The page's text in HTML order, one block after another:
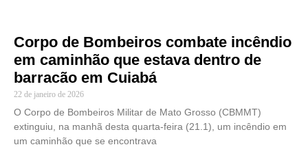
Corpo de Bombeiros combate incêndio
em caminhão que estava dentro de
barracão em Cuiabá
22 de janeiro de 2026
O Corpo de Bombeiros Militar de Mato Grosso (CBMMT)
extinguiu, na manhã desta quarta-feira (21.1), um incêndio em
um caminhão que se encontrava